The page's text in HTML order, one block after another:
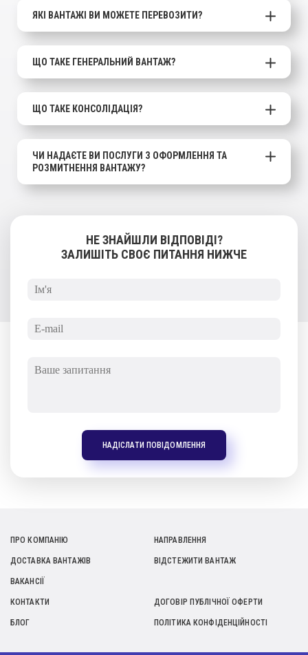
ЯКІ ВАНТАЖІ ВИ МОЖЕТЕ ПЕРЕВОЗИТИ?
ЩО ТАКЕ ГЕНЕРАЛЬНИЙ ВАНТАЖ?
ЩО ТАКЕ КОНСОЛІДАЦІЯ?
ЧИ НАДАЄТЕ ВИ ПОСЛУГИ З ОФОРМЛЕННЯ ТА
РОЗМИТНЕННЯ ВАНТАЖУ?
НЕ ЗНАЙШЛИ ВІДПОВІДІ?
ЗАЛИШІТЬ СВОЄ ПИТАННЯ НИЖЧЕ
НАДІСЛАТИ ПОВІДОМЛЕННЯ
ПРО КОМПАНІЮ
ДОСТАВКА ВАНТАЖІВ
ВАКАНСІЇ
НАПРАВЛЕННЯ
ВІДСТЕЖИТИ ВАНТАЖ
КОНТАКТИ
БЛОГ
ДОГОВІР ПУБЛІЧНОЇ ОФЕРТИ
ПОЛІТИКА КОНФІДЕНЦІЙНОСТІ